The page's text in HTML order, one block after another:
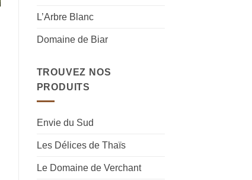
L’Arbre Blanc
Domaine de Biar
TROUVEZ NOS
PRODUITS
Envie du Sud
Les Délices de Thaïs
Le Domaine de Verchant